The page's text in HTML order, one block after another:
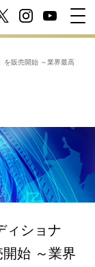
を販売開始 ～業界最高
ィショナ
始 ～業界